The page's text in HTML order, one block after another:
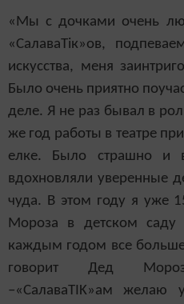
«Мы с дочками очень
«СалаваТік»ов,
искусства, меня
Было очень приятно
деле. Я не раз бывал в
же год работы в театре
елке. Было страшно и
вдохновляли уверенные
чуда. В этом году я уже
Мороза в детском
каждым годом все
говорит Дед
–«СалаваTIK»ам желаю